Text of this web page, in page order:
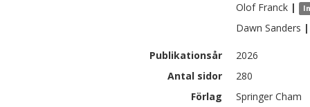
Olof Franck |
Dawn Sanders |
Publikationsår
2026
Antal sidor
280
Förlag
Springer Cham